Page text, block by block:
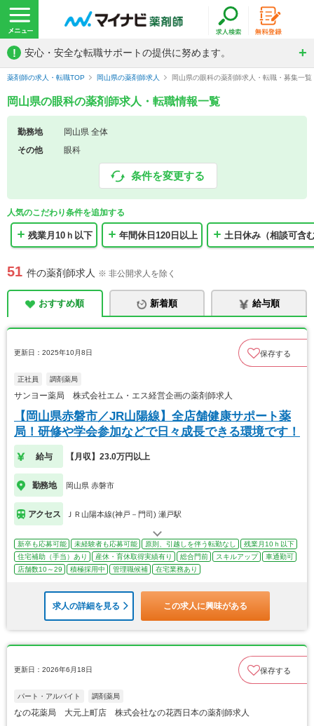
! 安心・安全な転職サポートの提供に努めます。
薬剤師の求人・転職TOP 岡山県の薬剤師求人 岡山県の眼科の薬剤師求人・転職・募集一覧
岡山県の眼科の薬剤師求人・転職情報一覧
勤務地
岡山県 全体
その他
眼科
条件を変更する
人気のこだわり条件を追加する
残業月10ｈ以下 年間休日120日以上 土日休み（相談可含
51 件の薬剤師求人 ※ 非公開求人を除く
おすすめ順 新着順 給与順
更新日：2025年10月8日 保存する
正社員 調剤薬局
サンヨー薬局 株式会社エム・エス経営企画の薬剤師求人
【岡山県赤磐市／JR山陽線】全店舗健康サポート薬
局！研修や学会参加などで日々成長できる環境です！
給与 【月収】23.0万円以上
勤務地 岡山県 赤磐市
アクセス ＪＲ山陽本線(神戸－門司) 瀬戸駅
新卒も応募可能 未経験者も応募可能 原則、引越しを伴う転勤なし
残業月10ｈ以下
住宅補助（手当）あり
産休・育休取得実績有り 総合門前 スキルアップ
車通勤可
店舗数10～29
積極採用中 管理職候補 在宅業務あり
求人の詳細を見る この求人に興味がある
更新日：2026年6月18日 保存する
パート・アルバイト 調剤薬局
なの花薬局 大元上町店 株式会社なの花西日本の薬剤師求人